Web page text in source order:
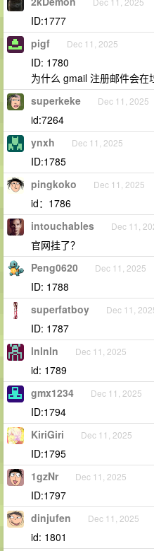
ID:1777
pigf Dec 11, 2025
ID: 1780
为什么 gmail 注册邮件会在
superkeke Dec 11, 2025
id:7264
ynxh Dec 11, 2025
ID:1785
pingkoko Dec 11, 2025
id：1786
intouchables Dec 11,
官网挂了？
Peng0620 Dec 11, 2025
ID: 1788
superfatboy Dec 11,
ID: 1787
lnlnln Dec 11, 2025
id: 1789
gmx1234 Dec 11, 2025
ID:1794
KiriGiri Dec 11, 2025
ID:1795
1gzNr Dec 11, 2025
ID:1797
dinjufen Dec 11, 2025
id: 1801